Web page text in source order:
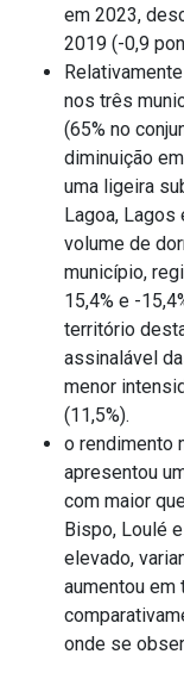
em 2023,
2019 (-0,9
nos três
(65% no
diminuição
uma ligeira
Lagoa, Lagos
volume de
município,
15,4% e -
território
assinalável
menor
(11,5%).
o rendimento
apresentou
com maior
Bispo, Loulé
elevado,
aumentou
onde se